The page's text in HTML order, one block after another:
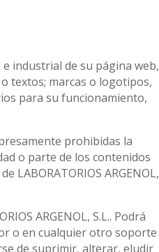
e industrial de su página web,
textos; marcas o logotipos,
para su funcionamiento,
prohibidas la
o parte de los contenidos
ARGENOL,
ARGENOL, S.L.. Podrá
o en cualquier otro soporte
de suprimir, alterar, eludir